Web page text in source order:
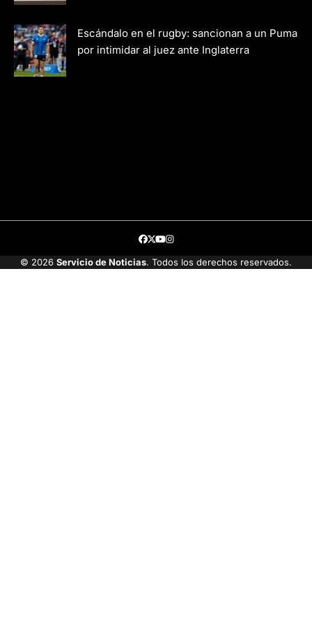
Escándalo en el rugby: sancionan a un Puma
por intimidar al juez ante Inglaterra
Facebook
TwitterYoutube
Instagram
© 2026 Servicio de Noticias. Todos los derechos reservados.